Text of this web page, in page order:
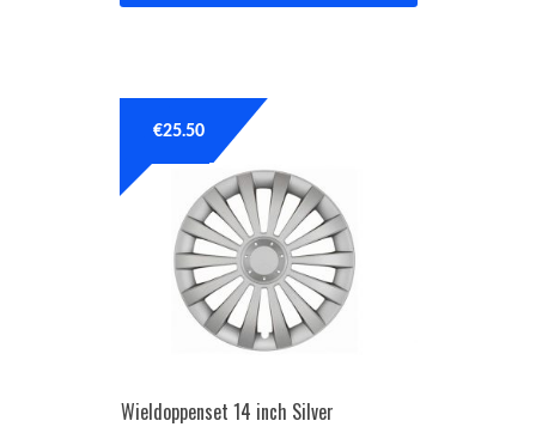
Wieldoppenset 14 inch Silver
€25.50